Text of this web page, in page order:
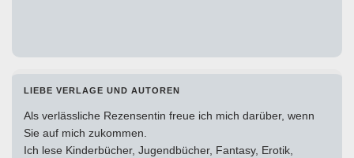
LIEBE VERLAGE UND AUTOREN
Als verlässliche Rezensentin freue ich mich darüber, wenn
Sie auf mich zukommen.
Ich lese Kinderbücher, Jugendbücher, Fantasy, Erotik,